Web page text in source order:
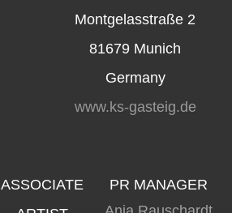
Montgelasstraße 2
81679 Munich
Germany
www.ks-gasteig.de
ASSOCIATE
PR MANAGER